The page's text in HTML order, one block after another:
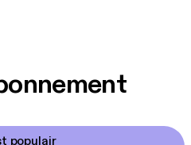
populair